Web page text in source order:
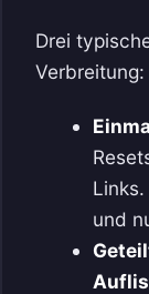
Drei
Verbreitung:
und